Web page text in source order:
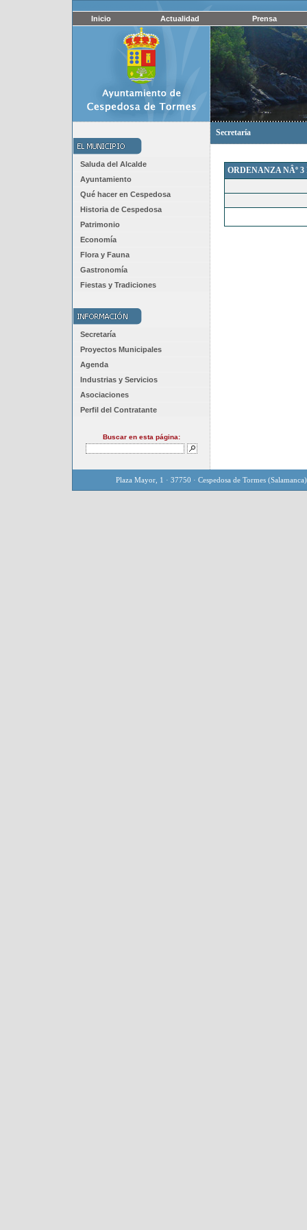
Inicio Actualidad Prensa
Saluda del Alcalde
Ayuntamiento
Qué hacer en Cespedosa
Historia de Cespedosa
Patrimonio
Economía
Flora y Fauna
Gastronomía
Fiestas y Tradiciones
Secretaría
Proyectos Municipales
Agenda
Industrias y Servicios
Asociaciones
Perfil del Contratante
Buscar en esta página:
Secretaría
ORDENANZA NÂº
Plaza Mayor, 1 · 37750 · Cespedosa de Tormes